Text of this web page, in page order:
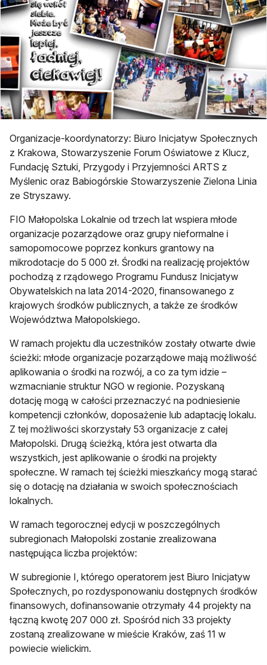
Organizacje-koordynatorzy: Biuro Inicjatyw Społecznych
z Krakowa, Stowarzyszenie Forum Oświatowe z Klucz,
Fundację Sztuki, Przygody i Przyjemności ARTS z
Myślenic oraz Babiogórskie Stowarzyszenie Zielona Linia
ze Stryszawy.
FIO Małopolska Lokalnie od trzech lat wspiera młode
organizacje pozarządowe oraz grupy nieformalne i
samopomocowe poprzez konkurs grantowy na
mikrodotacje do 5 000 zł. Środki na realizację projektów
pochodzą z rządowego Programu Fundusz Inicjatyw
Obywatelskich na lata 2014-2020, finansowanego z
krajowych środków publicznych, a także ze środków
Województwa Małopolskiego.
W ramach projektu dla uczestników zostały otwarte dwie
ścieżki: młode organizacje pozarządowe mają możliwość
aplikowania o środki na rozwój, a co za tym idzie –
wzmacnianie struktur NGO w regionie. Pozyskaną
dotację mogą w całości przeznaczyć na podniesienie
kompetencji członków, doposażenie lub adaptację lokalu.
Z tej możliwości skorzystały 53 organizacje z całej
Małopolski. Drugą ścieżką, która jest otwarta dla
wszystkich, jest aplikowanie o środki na projekty
społeczne. W ramach tej ścieżki mieszkańcy mogą starać
się o dotację na działania w swoich społecznościach
lokalnych.
W ramach tegorocznej edycji w poszczególnych
subregionach Małopolski zostanie zrealizowana
następująca liczba projektów:
W subregionie I, którego operatorem jest Biuro Inicjatyw
Społecznych, po rozdysponowaniu dostępnych środków
finansowych, dofinansowanie otrzymały 44 projekty na
łączną kwotę 207 000 zł. Spośród nich 33 projekty
zostaną zrealizowane w mieście Kraków, zaś 11 w
powiecie wielickim.